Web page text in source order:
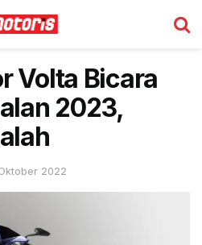
Volta Bicara
2023,
2022